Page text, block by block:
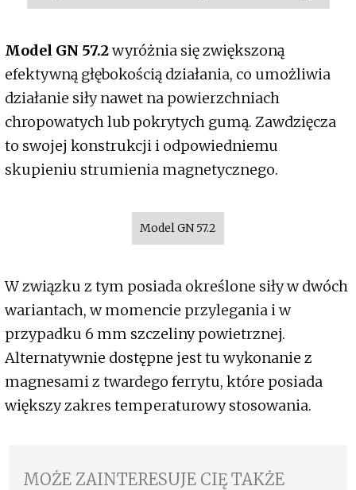
Model GN 57.2wyróżnia się zwiększoną
efektywną głębokością działania, co umożliwia
działanie siły nawet na powierzchniach
chropowatych lub pokrytych gumą. Zawdzięcza
to swojej konstrukcji i odpowiedniemu
skupieniu strumienia magnetycznego.
Model GN 57.2
W związku z tym posiada określone siły w dwóch
wariantach, w momencie przylegania i w
przypadku 6 mm szczeliny powietrznej.
Alternatywnie dostępne jest tu wykonanie z
magnesami z twardego ferrytu, które posiada
większy zakres temperaturowy stosowania.
MOŻE ZAINTERESUJE CIĘ TAKŻE